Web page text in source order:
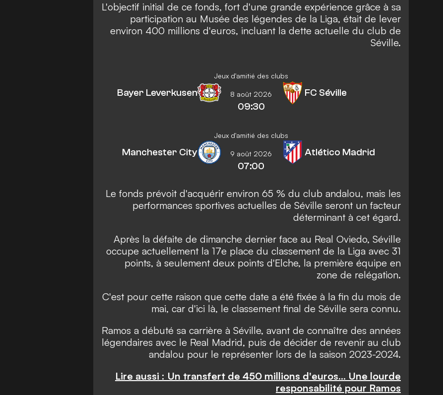
L'objectif initial de ce fonds, fort d'une grande expérience grâce à sa
participation au Musée des légendes de la Liga, était de lever
environ 400 millions d'euros, incluant la dette actuelle du club de
Séville.
Jeux d'amitié des clubs
Bayer Leverkusen 8 août 2026
09:30
FC Séville
Jeux d'amitié des clubs
Manchester City 9 août 2026
07:00
Atlético Madrid
Le fonds prévoit d'acquérir environ 65 % du club andalou, mais les
performances sportives actuelles de Séville seront un facteur
déterminant à cet égard.
Après la défaite de dimanche dernier face au Real Oviedo, Séville
occupe actuellement la 17e place du classement de la Liga avec 31
points, à seulement deux points d'Elche, la première équipe en
zone de relégation.
C'est pour cette raison que cette date a été fixée à la fin du mois de
mai, car d'ici là, le classement final de Séville sera connu.
Ramos a débuté sa carrière à Séville, avant de connaître des années
légendaires avec le Real Madrid, puis de décider de revenir au club
andalou pour le représenter lors de la saison 2023-2024.
Lire aussi : Un transfert de 450 millions d'euros... Une lourde
responsabilité pour Ramos